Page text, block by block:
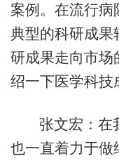
案例。在流行病
典型的科研成果
研成果走向市场
绍一下医学科技
张文宏：在
也一直着力于做